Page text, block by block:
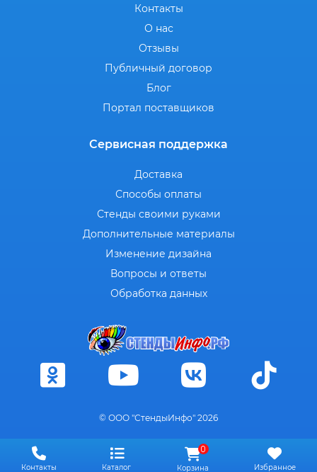
Контакты Каталог
0
Корзина Избранное
Контакты
О нас
Отзывы
Публичный договор
Блог
Портал поставщиков
Сервисная поддержка
Доставка
Способы оплаты
Стенды своими руками
Дополнительные материалы
Изменение дизайна
Вопросы и ответы
Обработка данных
© ООО "СтендыИнфо" 2026